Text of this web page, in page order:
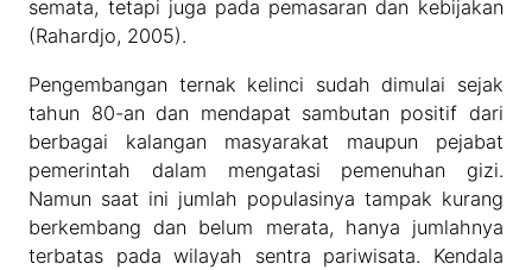
semata, tetapi juga pada pemasaran dan kebijakan
(Rahardjo, 2005).
Pengembangan ternak kelinci sudah dimulai sejak
tahun 80-an dan mendapat sambutan positif dari
berbagai kalangan masyarakat maupun pejabat
pemerintah dalam mengatasi pemenuhan gizi.
Namun saat ini jumlah populasinya tampak kurang
berkembang dan belum merata, hanya jumlahnya
terbatas pada wilayah sentra pariwisata. Kendala